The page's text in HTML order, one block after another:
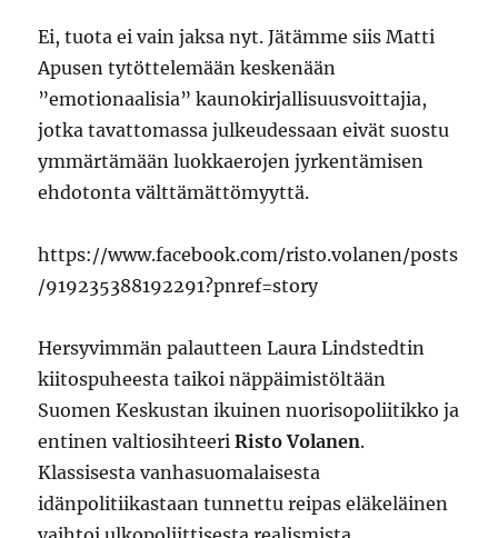
Ei, tuota ei vain jaksa nyt. Jätämme siis Matti
Apusen tytöttelemään keskenään
”emotionaalisia” kaunokirjallisuusvoittajia,
jotka tavattomassa julkeudessaan eivät suostu
ymmärtämään luokkaerojen jyrkentämisen
ehdotonta välttämättömyyttä.
https://www.facebook.com/risto.volanen/posts
/919235388192291?pnref=story
Hersyvimmän palautteen Laura Lindstedtin
kiitospuheesta taikoi näppäimistöltään
Suomen Keskustan ikuinen nuorisopoliitikko ja
entinen valtiosihteeriRisto Volanen.
Klassisesta vanhasuomalaisesta
idänpolitiikastaan tunnettu reipas eläkeläinen